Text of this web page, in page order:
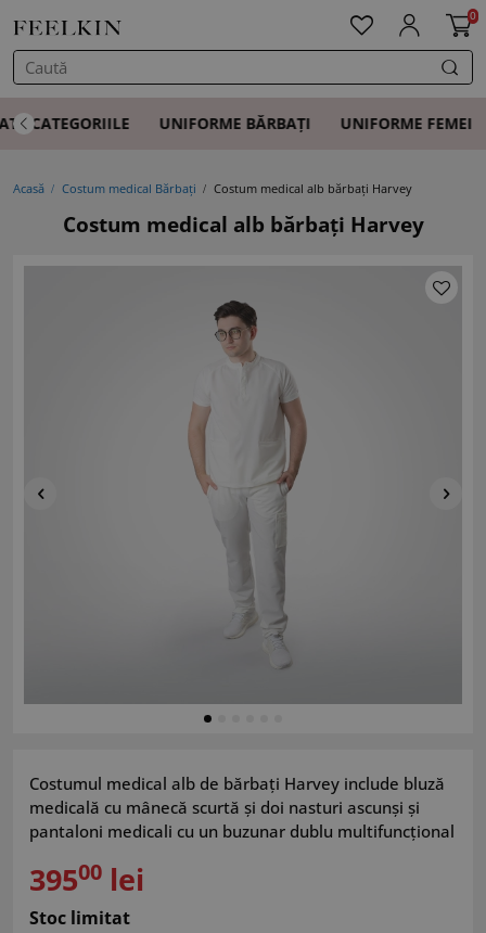
0
CATEGORIILE UNIFORME BĂRBAȚI UNIFORME FEMEI
Acasă Costum medical Bărbați Costum medical alb bărbați Harvey
Costum medical alb bărbați Harvey
Costumul medical alb de bărbați Harvey include bluză
medicală cu mânecă scurtă și doi nasturi ascunși și
pantaloni medicali cu un buzunar dublu multifuncțional
39500 lei
Stoc limitat